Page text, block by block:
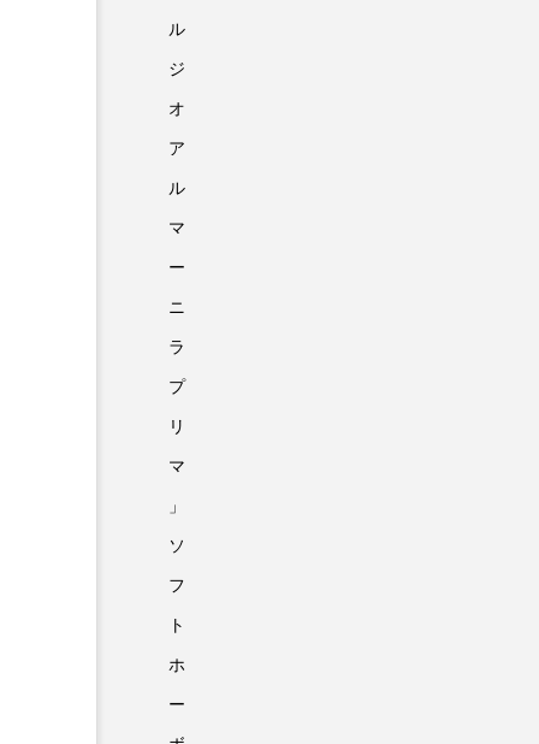
ル
ジ
オ
ア
ル
マ
ー
ニ
ラ
プ
リ
マ
」
ソ
フ
ト
ホ
ー